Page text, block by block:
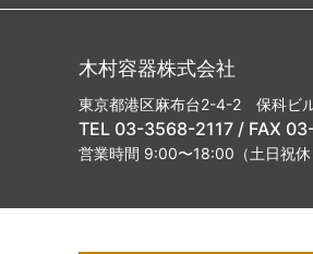
木村容器株式会社
東京都港区麻布台2-4-2 保科ビ
TEL 03-3568-2117 / FAX
営業時間 9:00〜18:00（土日祝休